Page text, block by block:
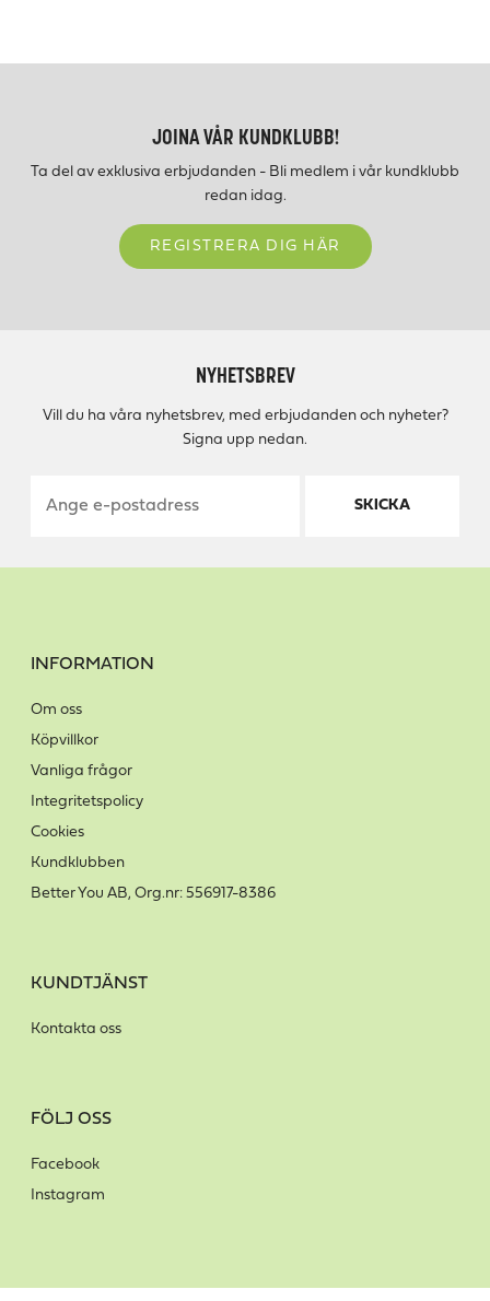
JOINA VÅR KUNDKLUBB!
Ta del av exklusiva erbjudanden - Bli medlem i vår kundklubb
redan idag.
REGISTRERA DIG HÄR
NYHETSBREV
Vill du ha våra nyhetsbrev, med erbjudanden och nyheter?
Signa upp nedan.
SKICKA
INFORMATION
Om oss
Köpvillkor
Vanliga frågor
Integritetspolicy
Cookies
Kundklubben
Better You AB, Org.nr: 556917-8386
KUNDTJÄNST
Kontakta oss
FÖLJ OSS
Facebook
Instagram